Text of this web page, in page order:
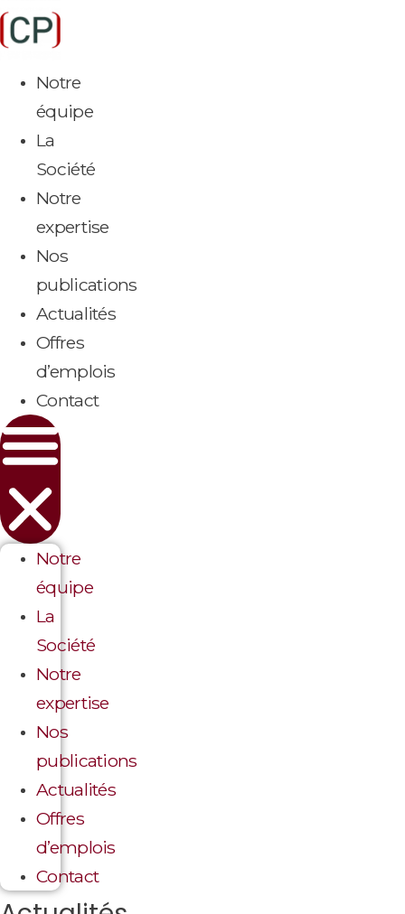
Aller
au
Notre
équipe
La
Société
Notre
expertise
Nos
publications
Actualités
Offres
d’emplois
Contact
Notre
équipe
La
Société
Notre
expertise
Nos
publications
Actualités
Offres
d’emplois
Contact